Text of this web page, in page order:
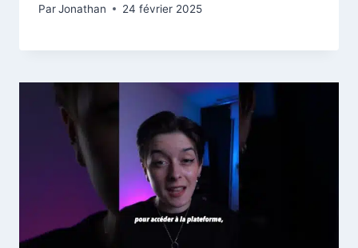
ParJonathan 24 février 2025